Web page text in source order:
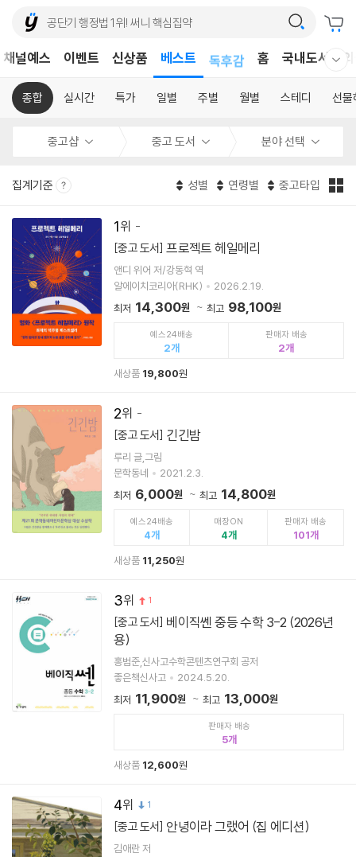
채널예스 이벤트 신상품 베스트
독후감
홈 국내도서
종합 실시간 특가 일별 주별 월별 스테디 선물
중고샵 중고 도서 분야 선택
집계기준 성별 연령별 중고타입
1
[중고 도서] 프로젝트 헤일메리
앤디 위어 저/강동혁 역
알에이치코리아(RHK)
2026.2.19.
최저 14,300원 최고 98,100원
예스24배송
2
판매자 배송
2
새상품 19,800원
2
[중고 도서] 긴긴밤
루리 글,그림
문학동네
2021.2.3.
최저 6,000원 최고 14,800원
예스24배송
4
매장ON
4
판매자 배송
101
새상품 11,250원
3 1
[중고 도서]
용)
홍범준,신사고수학콘텐츠연구회 공저
좋은책신사고
2024.5.20.
최저 11,900원 최고 13,000원
판매자 배송
5
새상품 12,600원
4 1
[중고 도서] 안녕이라 그랬어 (집 에디션)
김애란 저